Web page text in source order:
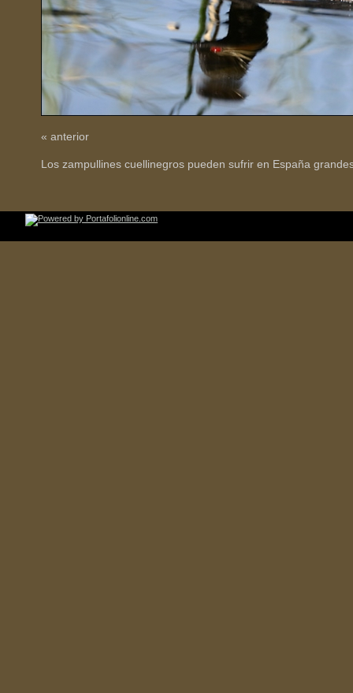
« anterior
Los zampullines cuellinegros pueden sufrir en España